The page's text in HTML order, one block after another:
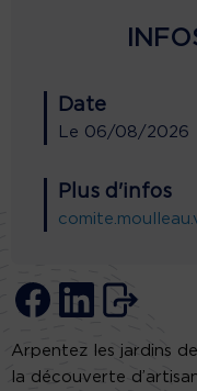
Date
Le 06/08/2026
Plus d'infos
Arpentez les jardins
la découverte